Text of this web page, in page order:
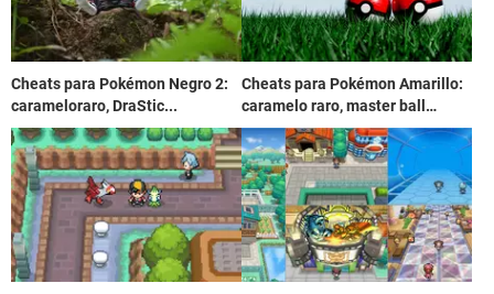
Cheats para Pokémon Negro 2:
carameloraro, DraStic...
Cheats para Pokémon Amarillo:
caramelo raro, master ball…